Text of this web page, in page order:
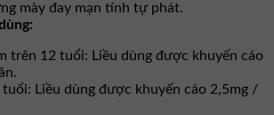
mày đay mạn tính tự phát.
trên 12 tuổi: Liều dùng được khuyến cáo
tuổi: Liều dùng được khuyến cáo 2,5mg /